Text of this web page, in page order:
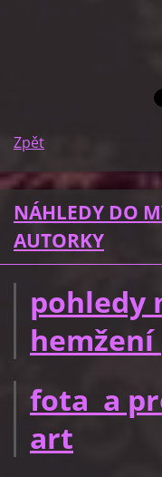
Zpět
NÁHLEDY DO
AUTORKY
pohledy
hemžení
fota a
art